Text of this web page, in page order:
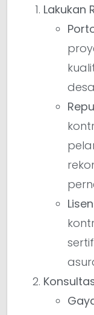
Lakukan